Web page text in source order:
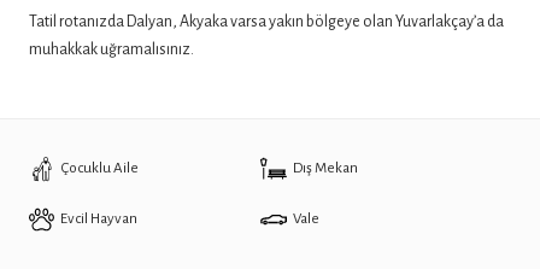
Tatil rotanızda Dalyan, Akyaka varsa yakın bölgeye olan Yuvarlakçay’a da
muhakkak uğramalısınız.
Çocuklu Aile Dış Mekan
Evcil Hayvan Vale